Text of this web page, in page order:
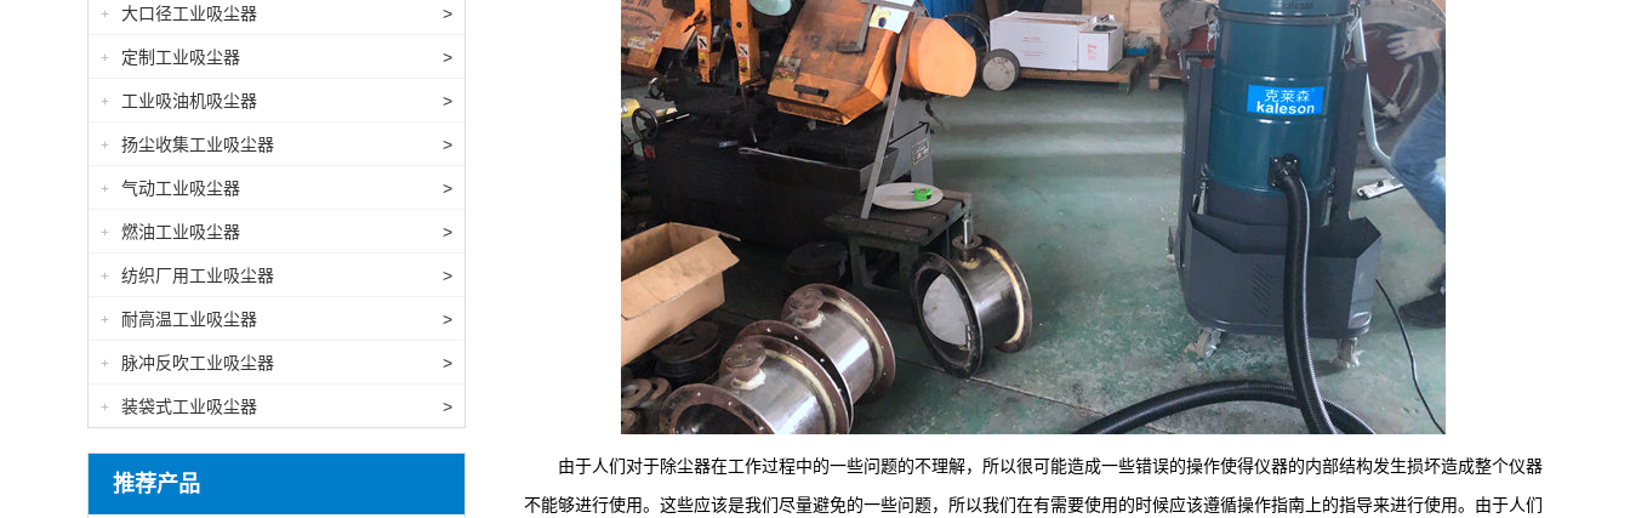
由于人们对于除尘器在工作过程中的一些问题的不理解，所以很可能造成一些错误的操作使得仪器的内部结构发生损坏造成整个仪器
不能够进行使用。这些应该是我们尽量避免的一些问题，所以我们在有需要使用的时候应该遵循操作指南上的指导来进行使用。由于人们
+ 大口径工业吸尘器 >
+ 定制工业吸尘器 >
+ 工业吸油机吸尘器 >
+ 扬尘收集工业吸尘器 >
+ 气动工业吸尘器 >
+ 燃油工业吸尘器 >
+ 纺织厂用工业吸尘器 >
+ 耐高温工业吸尘器 >
+ 脉冲反吹工业吸尘器 >
+ 装袋式工业吸尘器 >
推荐产品